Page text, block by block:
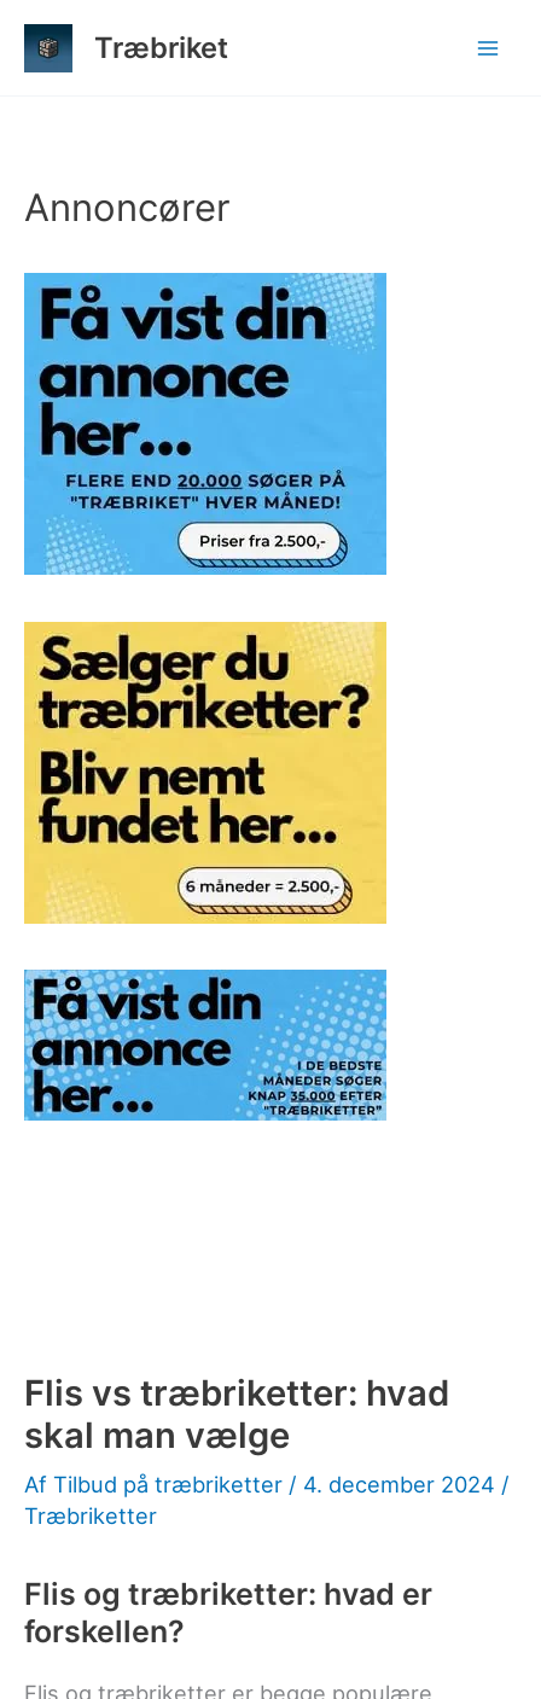
Træbriket
Annoncører
Flis vs træbriketter: hvad
skal man vælge
Af Tilbud på træbriketter / 4. december 2024 /
Træbriketter
Flis og træbriketter: hvad er
forskellen?
Flis og træbriketter er begge populære